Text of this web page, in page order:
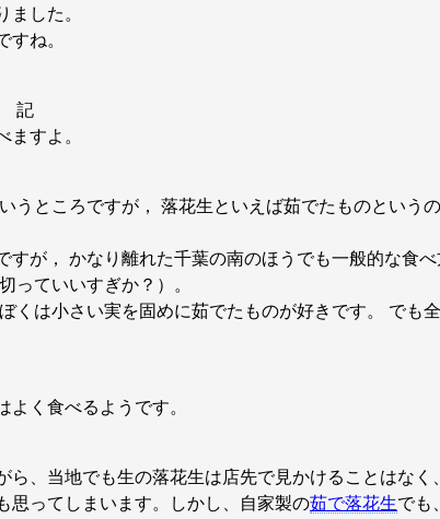
した。
すね。
記
すよ。
うところですが， 落花生といえば茹でたものという
が， かなり離れた千葉の南のほうでも一般的な食
っていいすぎか？）。
くは小さい実を固めに茹でたものが好きです。 でも
く食べるようです。
ら、当地でも生の落花生は店先で見かけることはな
思ってしまいます。しかし、自家製の茹で落花生でも